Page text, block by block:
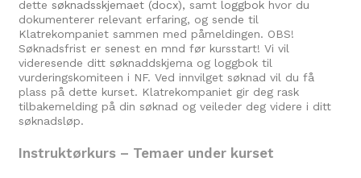
dette søknadsskjemaet (docx),samt loggbok hvor du
dokumenterer relevant erfaring, og sende til
Klatrekompaniet sammen med påmeldingen. OBS!
Søknadsfrist er senest en mnd før kursstart! Vi vil
videresende ditt søknaddskjema og loggbok til
vurderingskomiteen i NF. Ved innvilget søknad vil du få
plass på dette kurset. Klatrekompaniet gir deg rask
tilbakemelding på din søknad og veileder deg videre i ditt
søknadsløp.
Instruktørkurs – Temaer under kurset